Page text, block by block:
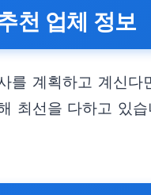
천 업체 정보
를 계획하고 계신
최선을 다하고 있